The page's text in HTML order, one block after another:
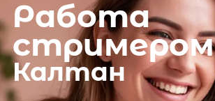
Работа
стримером
Калтан